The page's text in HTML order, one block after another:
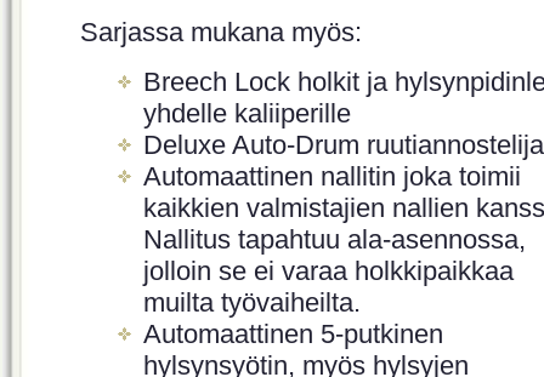
Sarjassa mukana myös:
Breech Lock holkit ja
yhdelle kaliiperille
Deluxe Auto-Drum ruutiannostelija
Automaattinen nallitin joka toimii
kaikkien valmistajien nallien
Nallitus tapahtuu ala-asennossa,
jolloin se ei varaa holkkipaikkaa
muilta työvaiheilta.
Automaattinen 5-putkinen
hylsynsyötin, myös hylsyjen